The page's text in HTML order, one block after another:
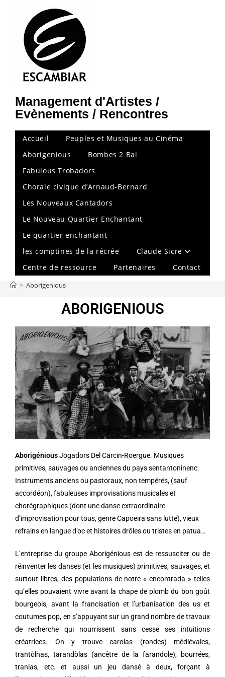
Management d'Artistes /
Evènements / Rencontres
Accueil
Peuples et Musiques au Cinéma
Aborigenious
Bombes 2 Bal
Fabulous Trobadors
Chorale civique d’Arnaud-Bernard
Les Nouveaux Cantadors
Le Nouveau Quartier Enchantant
Le quartier enchantant
les comptines de la récrée
Claude Sicre
Centre de ressource
Partenaires Contact
> Aborigenious
ABORIGENIOUS
AborigéniousJogadors Del Carcin-Roergue. Musiques
primitives, sauvages ou anciennes du pays sentantoninenc.
Instruments anciens ou pastoraux, non tempérés, (sauf
accordéon), fabuleuses improvisations musicales et
chorégraphiques (dont une danse extraordinaire
d’improvisation pour tous, genre Capoeira sans lutte), vieux
refrains en langue d’oc et histoires drôles ou tristes en patua…
L’entreprise du groupe Aborigénious est de ressusciter ou de
réinventer les danses (et les musiques) primitives, sauvages, et
surtout libres, des populations de notre « encontrada » telles
qu’elles pouvaient vivre avant la chape de plomb du bon goût
bourgeois, avant la francisation et l’urbanisation des us et
coutumes pop, en s’appuyant sur un grand nombre de travaux
de recherche qui nourrissent sans cesse ses intuitions
créatrices. On y trouve carolas (rondes) médiévales,
trantòlhas, tarandòlas (ancêtre de la farandole), bourrées,
tranlas, etc. et aussi un jeu dansé à deux, forçant à